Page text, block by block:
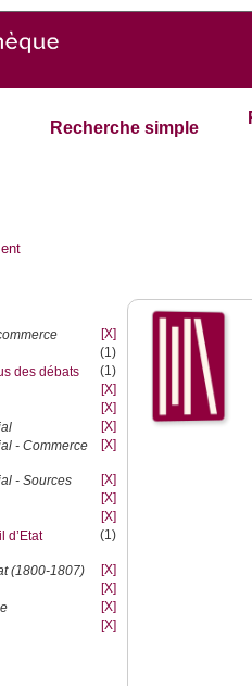
Recherche simple
[X]
(1)
des débats
(1)
[X]
[X]
[X]
- Commerce
[X]
- Sources
[X]
[X]
[X]
d’Etat
(1)
(1800-1807)
[X]
[X]
[X]
[X]